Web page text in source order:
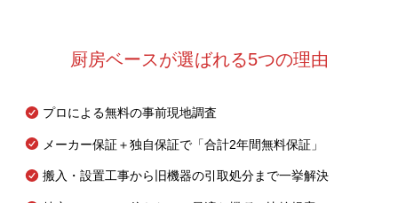
厨房ベースが選ばれる5つの理由
プロによる無料の事前現地調査
メーカー保証＋独自保証で「合計2年間無料保証」
搬入・設置工事から旧機器の引取処分まで一挙解決